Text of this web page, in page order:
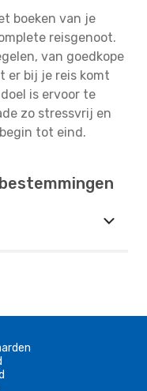
boeken van je
reisgenoot.
van goedkope
er bij je reis komt
is ervoor te
zo stressvrij en
tot eind.